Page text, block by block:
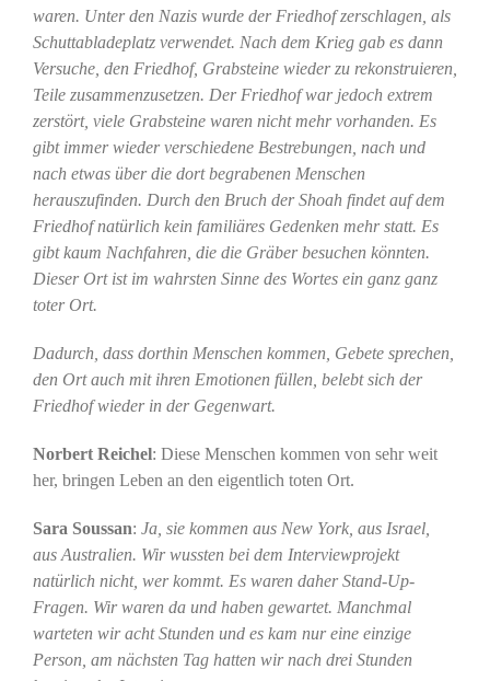
waren. Unter den Nazis wurde der Friedhof zerschlagen, als
Schuttabladeplatz verwendet. Nach dem Krieg gab es dann
Versuche, den Friedhof, Grabsteine wieder zu rekonstruieren,
Teile zusammenzusetzen. Der Friedhof war jedoch extrem
zerstört, viele Grabsteine waren nicht mehr vorhanden. Es
gibt immer wieder verschiedene Bestrebungen, nach und
nach etwas über die dort begrabenen Menschen
herauszufinden. Durch den Bruch der Shoah findet auf dem
Friedhof natürlich kein familiäres Gedenken mehr statt. Es
gibt kaum Nachfahren, die die Gräber besuchen könnten.
Dieser Ort ist im wahrsten Sinne des Wortes ein ganz ganz
toter Ort.
Dadurch, dass dorthin Menschen kommen, Gebete sprechen,
den Ort auch mit ihren Emotionen füllen, belebt sich der
Friedhof wieder in der Gegenwart.
Norbert Reichel: Diese Menschen kommen von sehr weit
her, bringen Leben an den eigentlich toten Ort.
Sara Soussan: Ja, sie kommen aus New York, aus Israel,
aus Australien. Wir wussten bei dem Interviewprojekt
natürlich nicht, wer kommt. Es waren daher Stand-Up-
Fragen. Wir waren da und haben gewartet. Manchmal
warteten wir acht Stunden und es kam nur eine einzige
Person, am nächsten Tag hatten wir nach drei Stunden